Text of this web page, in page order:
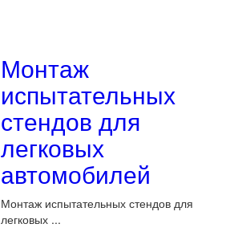
Монтаж
испытательных
стендов для
легковых
автомобилей
Монтаж испытательных стендов для
легковых ...